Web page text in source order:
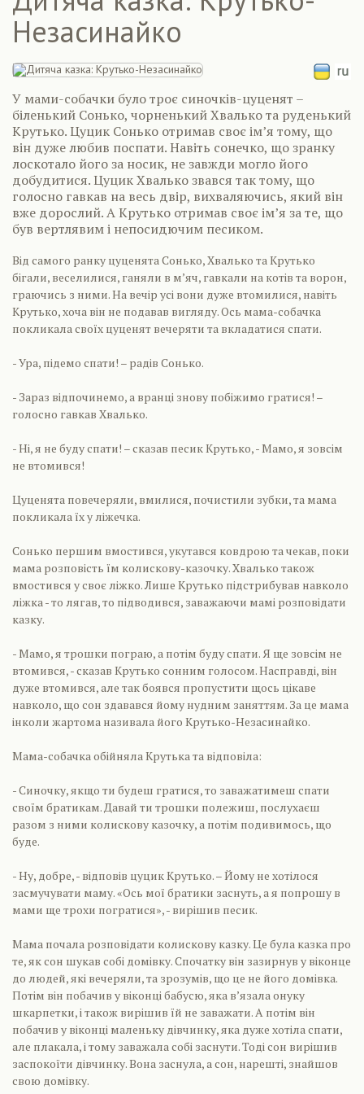
Незасинайко
У мами-собачки було троє синочків-цуценят –
біленький Сонько, чорненький Хвалько та руденький
Крутько. Цуцик Сонько отримав своє ім’я тому, що
він дуже любив поспати. Навіть сонечко, що зранку
лоскотало його за носик, не завжди могло його
добудитися. Цуцик Хвалько звався так тому, що
голосно гавкав на весь двір, вихваляючись, який він
вже дорослий. А Крутько отримав своє ім’я за те, що
був вертлявим і непосидючим песиком.
Від самого ранку цуценята Сонько, Хвалько та Крутько
бігали, веселилися, ганяли в м’яч, гавкали на котів та ворон,
граючись з ними. На вечір усі вони дуже втомилися, навіть
Крутько, хоча він не подавав вигляду. Ось мама-собачка
покликала своїх цуценят вечеряти та вкладатися спати.
- Ура, підемо спати! – радів Сонько.
- Зараз відпочинемо, а вранці знову побіжимо гратися! –
голосно гавкав Хвалько.
- Ні, я не буду спати! – сказав песик Крутько, - Мамо, я зовсім
не втомився!
Цуценята повечеряли, вмилися, почистили зубки, та мама
покликала їх у ліжечка.
Сонько першим вмостився, укутався ковдрою та чекав, поки
мама розповість їм колискову-казочку. Хвалько також
вмостився у своє ліжко. Лише Крутько підстрибував навколо
ліжка - то лягав, то підводився, заважаючи мамі розповідати
казку.
- Мамо, я трошки пограю, а потім буду спати. Я ще зовсім не
втомився, - сказав Крутько сонним голосом. Насправді, він
дуже втомився, але так боявся пропустити щось цікаве
навколо, що сон здавався йому нудним заняттям. За це мама
інколи жартома називала його Крутько-Незасинайко.
Мама-собачка обійняла Крутька та відповіла:
- Синочку, якщо ти будеш гратися, то заважатимеш спати
своїм братикам. Давай ти трошки полежиш, послухаєш
разом з ними колискову казочку, а потім подивимось, що
буде.
- Ну, добре, - відповів цуцик Крутько. – Йому не хотілося
засмучувати маму. «Ось мої братики заснуть, а я попрошу в
мами ще трохи погратися», - вирішив песик.
Мама почала розповідати колискову казку. Це була казка про
те, як сон шукав собі домівку. Спочатку він зазирнув у віконце
до людей, які вечеряли, та зрозумів, що це не його домівка.
Потім він побачив у віконці бабусю, яка в’язала онуку
шкарпетки, і також вирішив їй не заважати. А потім він
побачив у віконці маленьку дівчинку, яка дуже хотіла спати,
але плакала, і тому заважала собі заснути. Тоді сон вирішив
заспокоїти дівчинку. Вона заснула, а сон, нарешті, знайшов
свою домівку.